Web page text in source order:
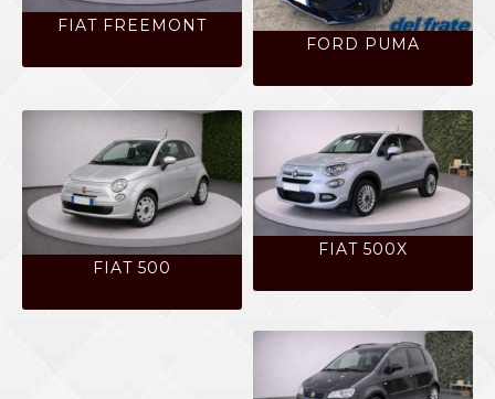
FIAT FREEMONT
FORD PUMA
FIAT 500
FIAT 500X